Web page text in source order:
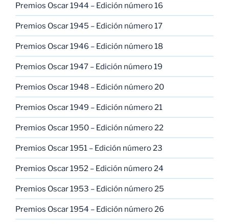
Premios Oscar 1944 – Edición número 16
Premios Oscar 1945 – Edición número 17
Premios Oscar 1946 – Edición número 18
Premios Oscar 1947 – Edición número 19
Premios Oscar 1948 – Edición número 20
Premios Oscar 1949 – Edición número 21
Premios Oscar 1950 – Edición número 22
Premios Oscar 1951 – Edición número 23
Premios Oscar 1952 – Edición número 24
Premios Oscar 1953 – Edición número 25
Premios Oscar 1954 – Edición número 26